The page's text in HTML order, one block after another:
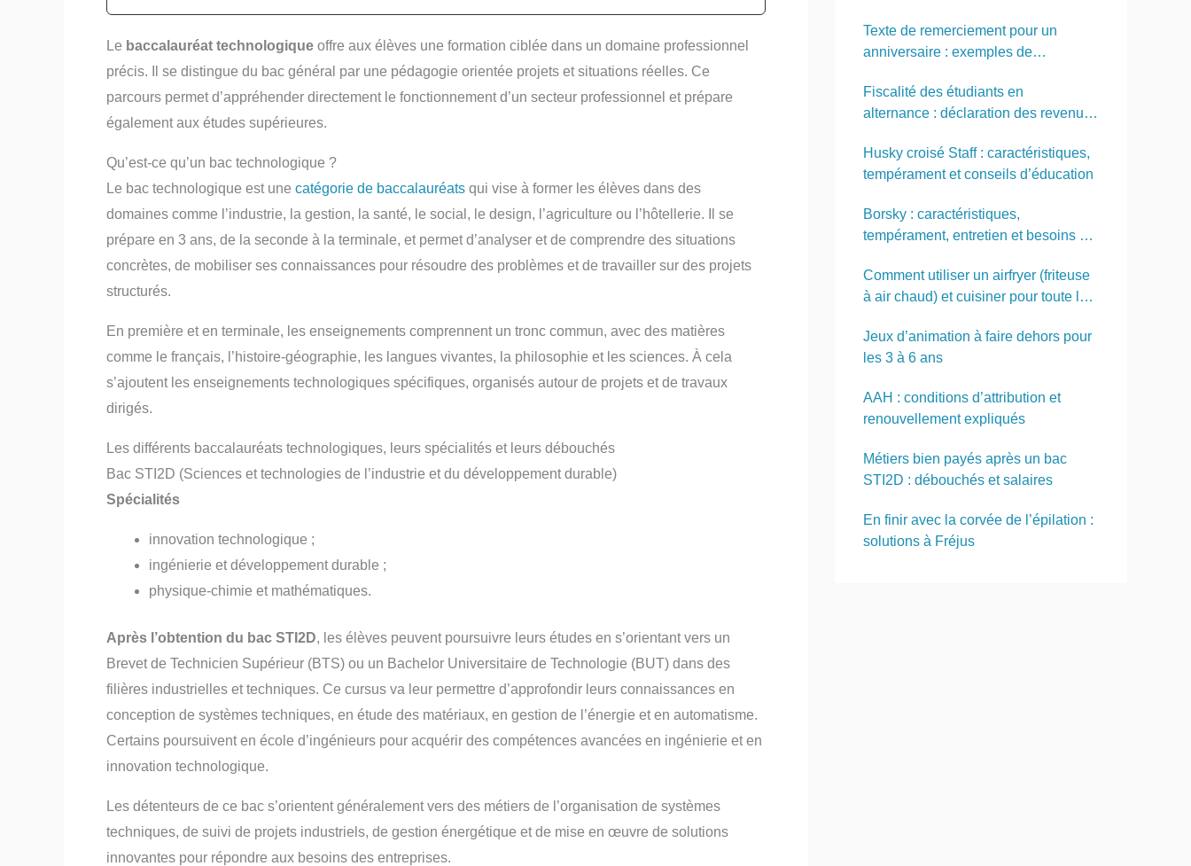
Le baccalauréat technologique offre aux élèves une formation ciblée dans un domaine professionnel
précis. Il se distingue du bac général par une pédagogie orientée projets et situations réelles. Ce
parcours permet d’appréhender directement le fonctionnement d’un secteur professionnel et prépare
également aux études supérieures.
Qu’est-ce qu’un bac technologique ?
Le bac technologique est une catégorie de baccalauréats qui vise à former les élèves dans des
domaines comme l’industrie, la gestion, la santé, le social, le design, l’agriculture ou l’hôtellerie. Il se
prépare en 3 ans, de la seconde à la terminale, et permet d’analyser et de comprendre des situations
concrètes, de mobiliser ses connaissances pour résoudre des problèmes et de travailler sur des projets
structurés.
En première et en terminale, les enseignements comprennent un tronc commun, avec des matières
comme le français, l’histoire-géographie, les langues vivantes, la philosophie et les sciences. À cela
s’ajoutent les enseignements technologiques spécifiques, organisés autour de projets et de travaux
dirigés.
Les différents baccalauréats technologiques, leurs spécialités et leurs débouchés
Bac STI2D (Sciences et technologies de l’industrie et du développement durable)
Spécialités
innovation technologique ;
ingénierie et développement durable ;
physique-chimie et mathématiques.
Après l’obtention du bac STI2D, les élèves peuvent poursuivre leurs études en s’orientant vers un
Brevet de Technicien Supérieur (BTS) ou un Bachelor Universitaire de Technologie (BUT) dans des
filières industrielles et techniques. Ce cursus va leur permettre d’approfondir leurs connaissances en
conception de systèmes techniques, en étude des matériaux, en gestion de l’énergie et en automatisme.
Certains poursuivent en école d’ingénieurs pour acquérir des compétences avancées en ingénierie et en
innovation technologique.
Les détenteurs de ce bac s’orientent généralement vers des métiers de l’organisation de systèmes
techniques, de suivi de projets industriels, de gestion énergétique et de mise en œuvre de solutions
innovantes pour répondre aux besoins des entreprises.
Texte de remerciement pour un
anniversaire : exemples de
Fiscalité des étudiants en
alternance : déclaration des revenus
Husky croisé Staff : caractéristiques,
tempérament et conseils d’éducation
Borsky : caractéristiques,
tempérament, entretien et besoins de
Comment utiliser un airfryer (friteuse
à air chaud) et cuisiner pour toute la
Jeux d’animation à faire dehors pour
les 3 à 6 ans
AAH : conditions d’attribution et
renouvellement expliqués
Métiers bien payés après un bac
STI2D : débouchés et salaires
En finir avec la corvée de l’épilation :
solutions à Fréjus